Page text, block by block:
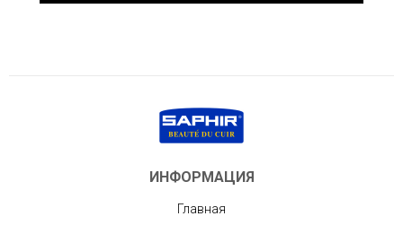
ИНФОРМАЦИЯ
Главная